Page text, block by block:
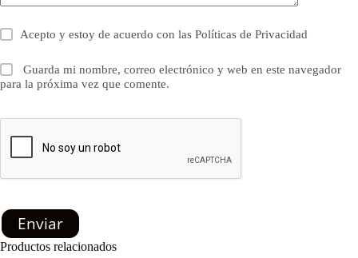
Acepto y estoy de acuerdo con lasPolíticas de Privacidad
Guarda mi nombre, correo electrónico y web en este navegador
para la próxima vez que comente.
Enviar
Productos relacionados